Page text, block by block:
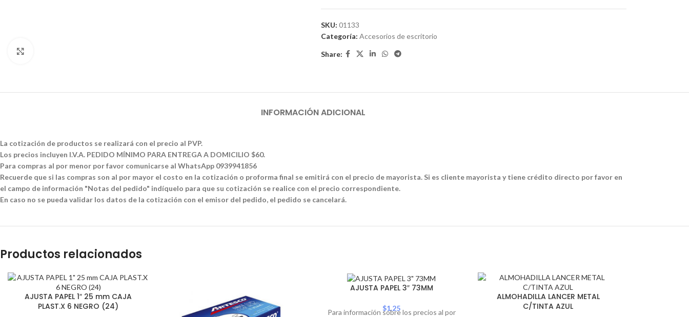
SKU: 01133
Categoría: Accesorios de escritorio
Share:
INFORMACIÓN ADICIONAL
La cotización de productos se realizará con el precio al PVP.
Los precios incluyen I.V.A. PEDIDO MÍNIMO PARA ENTREGA A DOMICILIO $60.
Para compras al por menor por favor comunicarse al WhatsApp 0939941856
Recuerde que si las compras son al por mayor el costo en la cotización o proforma final se emitirá con el precio de mayorista. Si es cliente mayorista y tiene crédito directo por favor en
el campo de información "Notas del pedido" indíquelo para que su cotización se realice con el precio correspondiente.
En caso no se pueda validar los datos de la cotización con el emisor del pedido, el pedido se cancelará.
Productos relacionados
AJUSTA PAPEL 1″ 25 mm CAJA
PLAST.X 6 NEGRO (24)
AJUSTA PAPEL 3″ 73MM
$1.25
Para información sobre los precios al por
ALMOHADILLA LANCER METAL
C/TINTA AZUL